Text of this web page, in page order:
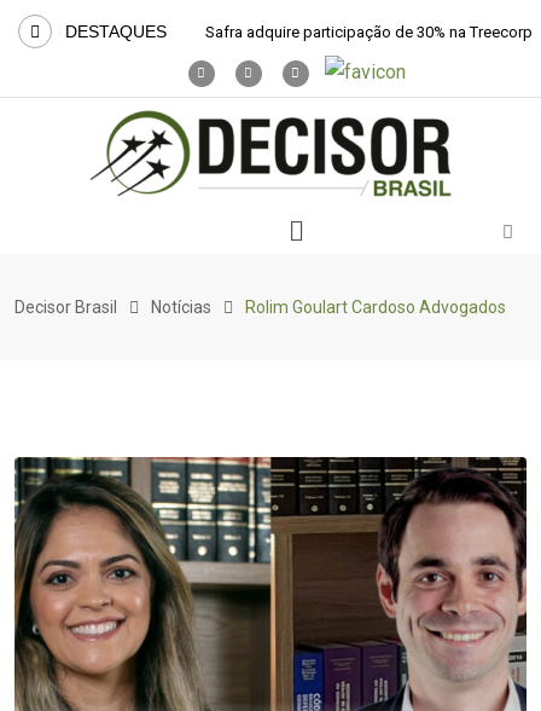
DESTAQUES Safra adquire participação de 30% na Treecorp
Decisor Brasil Notícias Rolim Goulart Cardoso Advogados